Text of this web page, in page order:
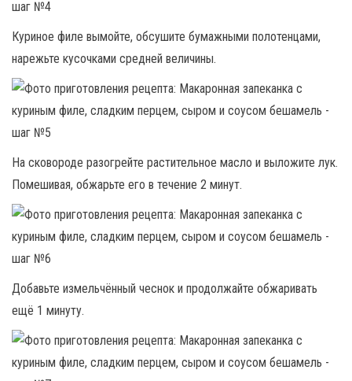
Куриное филе вымойте, обсушите бумажными полотенцами,
нарежьте кусочками средней величины.
На сковороде разогрейте растительное масло и выложите лук.
Помешивая, обжарьте его в течение 2 минут.
Добавьте измельчённый чеснок и продолжайте обжаривать
ещё 1 минуту.